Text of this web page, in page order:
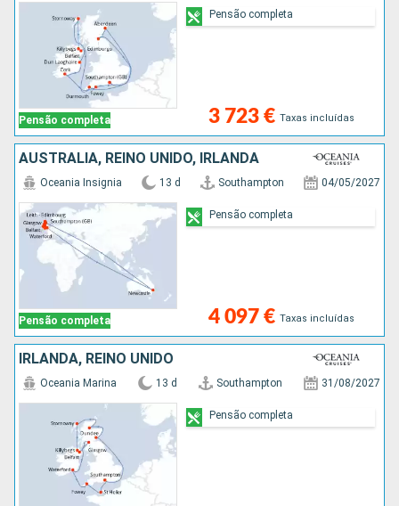
Pensão completa 3 723 € Taxas incluídas
Pensão completa
AUSTRALIA, REINO UNIDO, IRLANDA
Pensão completa
Oceania Insignia 13 d Southampton 04/05/2027
4 097 € Taxas incluídas
Pensão completa
IRLANDA, REINO UNIDO
Oceania Marina 13 d Southampton 31/08/2027
Pensão completa